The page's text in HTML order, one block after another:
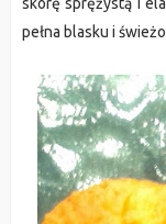
pełna blasku i